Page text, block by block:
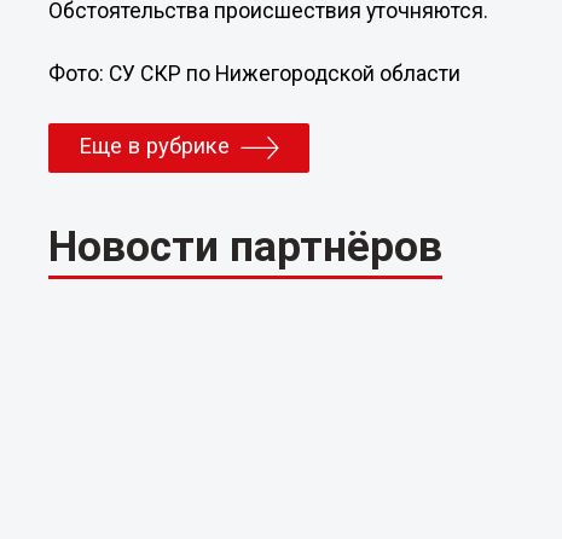
Обстоятельства происшествия уточняются.
Фото: СУ СКР по Нижегородской области
Еще в рубрике
Новости партнёров